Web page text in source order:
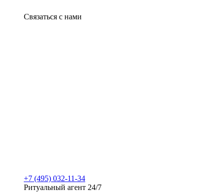
Связаться с нами
+7 (495) 032-11-34
Ритуальный агент 24/7